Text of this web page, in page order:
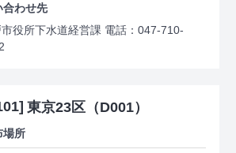
合わせ先
役所下水道経営課 電話：047-710-
東京23区（D001）
場所